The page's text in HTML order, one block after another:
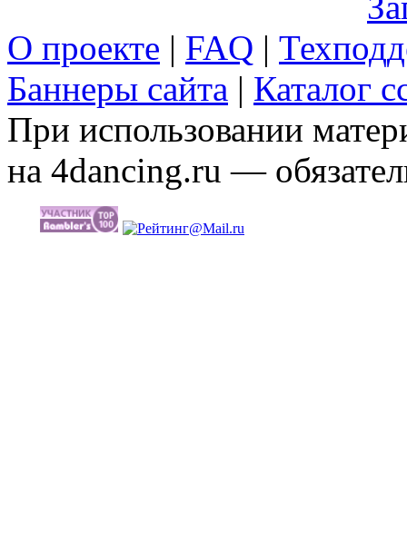
О проекте | FAQ |
Баннеры сайта | Каталог
При использовании
на 4dancing.ru —